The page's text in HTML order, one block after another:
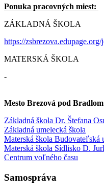
Ponuka pracovných miest:
ZÁKLADNÁ ŠKOLA
https://zsbrezova.edupage.org/
MATERSKÁ ŠKOLA
-
Mesto Brezová pod
Základná škola Dr. Štefana
Základná umelecká škola
Materská škola Budovateľská
Materská škola Sídlisko D.
Centrum voľného času
Samospráva